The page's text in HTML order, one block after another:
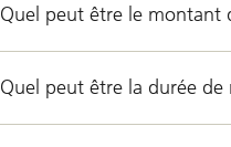
Quel peut être le montant
Quel peut être la durée